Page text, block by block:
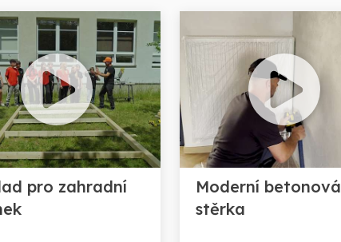
pro zahradní
Moderní betonová
stěrka